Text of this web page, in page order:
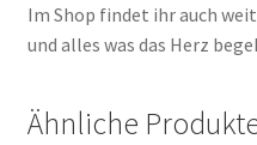
Im Shop findet ihr auch
und alles was das Herz
Ähnliche